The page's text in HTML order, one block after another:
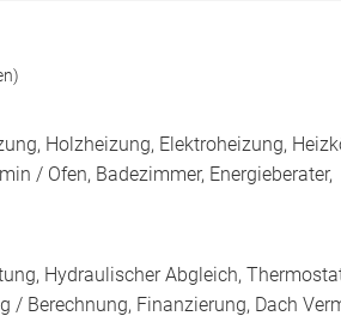
Holzheizung, Elektroheizung,
/ Ofen, Badezimmer, Energieberater,
Hydraulischer Abgleich,
Berechnung, Finanzierung, Dach